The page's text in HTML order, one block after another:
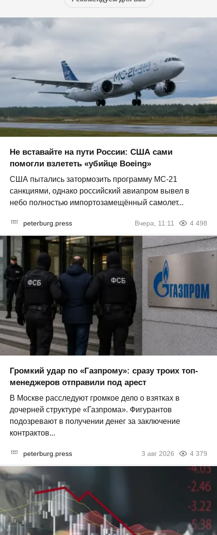
Не вставайте на пути России: США сами
помогли взлететь «убийце Boeing»
США пытались затормозить программу МС-21
санкциями, однако российский авиапром вывел в
небо полностью импортозамещённый самолет...
peterburg.press Вчера, 11:11 4 498
Громкий удар по «Газпрому»: сразу троих топ-
менеджеров отправили под арест
В Москве расследуют громкое дело о взятках в
дочерней структуре «Газпрома». Фигурантов
подозревают в получении денег за заключение
контрактов...
peterburg.press 3 авг 2026 4 379